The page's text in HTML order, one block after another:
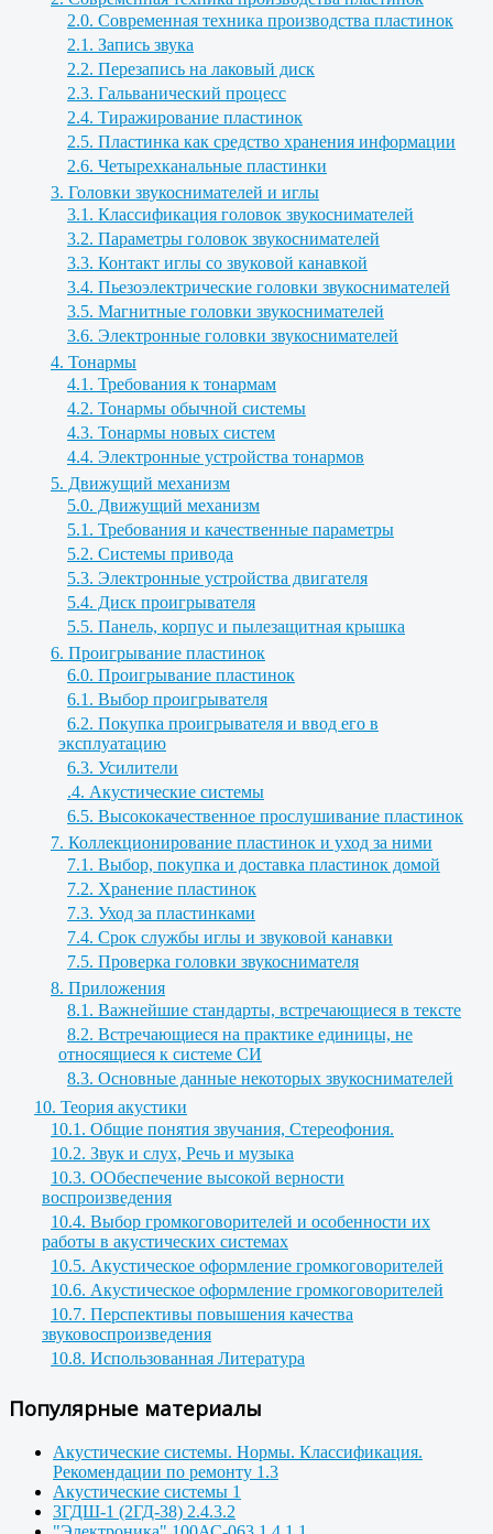
2.0. Современная техника производства пластинок
2.1. Запись звука
2.2. Перезапись на лаковый диск
2.3. Гальванический процесс
2.4. Тиражирование пластинок
2.5. Пластинка как средство хранения информации
2.6. Четырехканальные пластинки
3. Головки звукоснимателей и иглы
3.1. Классификация головок звукоснимателей
3.2. Параметры головок звукоснимателей
3.3. Контакт иглы со звуковой канавкой
3.4. Пьезоэлектрические головки звукоснимателей
3.5. Магнитные головки звукоснимателей
3.6. Электронные головки звукоснимателей
4. Тонармы
4.1. Требования к тонармам
4.2. Тонармы обычной системы
4.3. Тонармы новых систем
4.4. Электронные устройства тонармов
5. Движущий механизм
5.0. Движущий механизм
5.1. Требования и качественные параметры
5.2. Системы привода
5.3. Электронные устройства двигателя
5.4. Диск проигрывателя
5.5. Панель, корпус и пылезащитная крышка
6. Проигрывание пластинок
6.0. Проигрывание пластинок
6.1. Выбор проигрывателя
6.2. Покупка проигрывателя и ввод его в
эксплуатацию
6.3. Усилители
.4. Акустические системы
6.5. Высококачественное прослушивание пластинок
7. Коллекционирование пластинок и уход за ними
7.1. Выбор, покупка и доставка пластинок домой
7.2. Хранение пластинок
7.3. Уход за пластинками
7.4. Срок службы иглы и звуковой канавки
7.5. Проверка головки звукоснимателя
8. Приложения
8.1. Важнейшие стандарты, встречающиеся в тексте
8.2. Встречающиеся на практике единицы, не
относящиеся к системе СИ
8.3. Основные данные некоторых звукоснимателей
10. Теория акустики
10.1. Общие понятия звучания, Стереофония.
10.2. Звук и слух, Речь и музыка
10.3. ООбеспечение высокой верности
воспроизведения
10.4. Выбор громкоговорителей и особенности их
работы в акустических системах
10.5. Акустическое оформление громкоговорителей
10.6. Акустическое оформление громкоговорителей
10.7. Перспективы повышения качества
звуковоспроизведения
10.8. Использованная Литература
Популярные материалы
Акустические системы. Нормы. Классификация.
Рекомендации по ремонту 1.3
Акустические системы 1
3ГДШ-1 (2ГД-38) 2.4.3.2